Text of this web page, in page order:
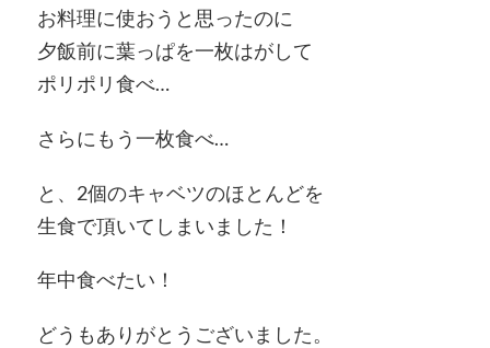
お料理に使おうと思ったのに
夕飯前に葉っぱを一枚はがして
ポリポリ食べ…
さらにもう一枚食べ…
と、2個のキャベツのほとんどを
生食で頂いてしまいました！
年中食べたい！
どうもありがとうございました。